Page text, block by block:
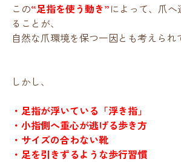
この“足指を使う動き”によって、爪
ることが、
自然な爪環境を保つ一因とも考えられ
しかし、
・足指が浮いている「浮き指」
・小指側へ重心が逃げる歩き方
・サイズの合わない靴
・足を引きずるような歩行習慣